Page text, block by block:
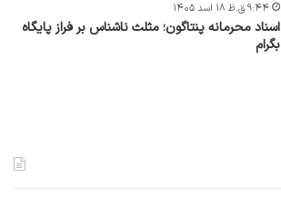
اسناد محرمانه پنتاگون؛ مثلث ناشناس بر فراز پایگاه
بگرام
۹:۴۴ ق.ظ ۱۸ اسد ۱۴۰۵